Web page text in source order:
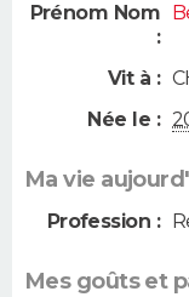
Prénom Nom
:
Vit à :
Née le :
Ma vie
Profession :
Mes goûts et